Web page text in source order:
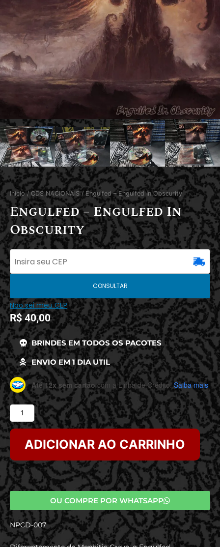
Início /CDS NACIONAIS/ Engulfed – Engulfed In Obscurity
Engulfed – Engulfed In
Obscurity
CONSULTAR
Não sei meu CEP
R$40,00
BRINDES EM TODOS OS PACOTES
ENVIO EM 1 DIA UTIL
Até 12x sem cartãocom a Linha de Crédito. Saiba mais
ADICIONAR AO CARRINHO
OU COMPRE POR WHATSAPP
NPCD-007